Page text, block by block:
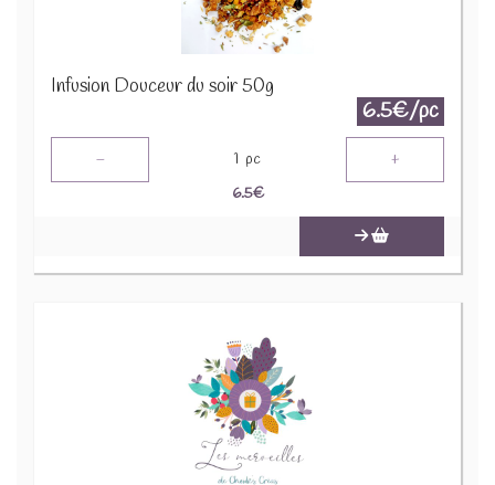
Infusion Douceur du soir 50g
6.5€/pc
- 1 pc +
6.5€